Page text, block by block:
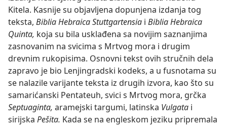
Kitela. Kasnije su objavljena dopunjena izdanja tog
teksta, Biblia Hebraica Stuttgartensia i Biblia Hebraica
Quinta, koja su bila usklađena sa novijim saznanjima
zasnovanim na svicima s Mrtvog mora i drugim
drevnim rukopisima. Osnovni tekst ovih stručnih dela
zapravo je bio Lenjingradski kodeks, a u fusnotama su
se nalazile varijante teksta iz drugih izvora, kao što su
samarićanski Pentateuh, svici s Mrtvog mora, grčka
Septuaginta, aramejski targumi, latinska Vulgata i
sirijska Pešita. Kada se na engleskom jeziku pripremala